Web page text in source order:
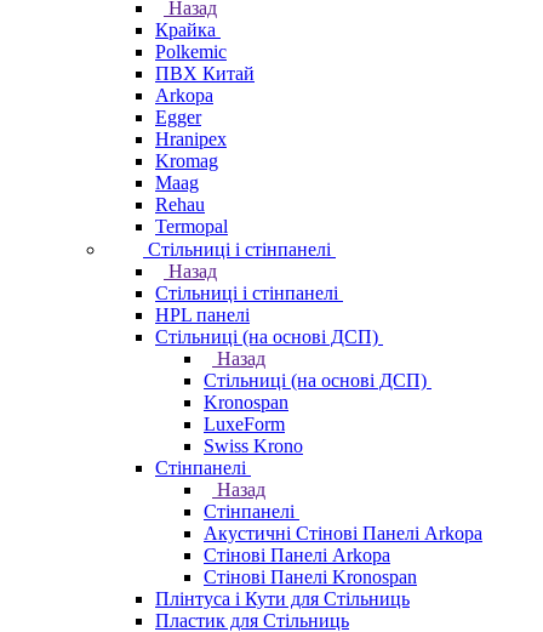
Назад
Крайка
Polkemic
ПВХ Китай
Arkopa
Egger
Hranipex
Kromag
Maag
Rehau
Termopal
Стільниці і стінпанелі
Назад
Стільниці і стінпанелі
HPL панелі
Стільниці (на основі ДСП)
Назад
Стільниці (на основі ДСП)
Kronospan
LuxeForm
Swiss Krono
Стінпанелі
Назад
Стінпанелі
Акустичні Стінові Панелі Аrkopa
Стінові Панелі Arkopa
Стінові Панелі Kronospan
Плінтуса і Кути для Стільниць
Пластик для Стільниць